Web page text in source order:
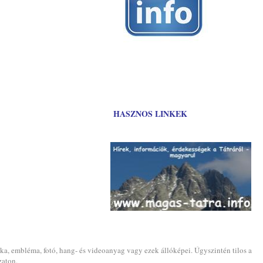
HASZNOS LINKEK
embléma, fotó, hang- és videoanyag vagy ezek állóképei. Úgyszintén tilos a